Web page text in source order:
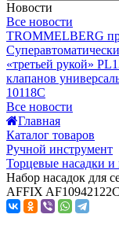
Новости
Все новости
TROMMELBERG
«третьей рукой»
клапанов
10118C
Все новости
Главная
Каталог товаров
Ручной инструмент
Торцевые насадки и
Набор насадок для
AFFIX AF10942122C